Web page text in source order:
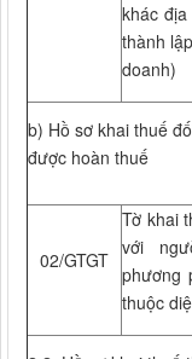
khác
thành
doanh)
b) Hồ sơ khai thuế
được hoàn thuế
02/GTGT
Tờ khai
với
phương
thuộc